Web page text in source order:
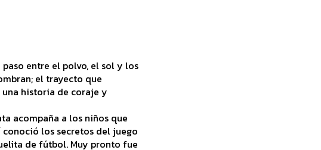
entre el polvo, el sol y los
el trayecto que
historia de coraje y
acompaña a los niños que
los secretos del juego
de fútbol. Muy pronto fue